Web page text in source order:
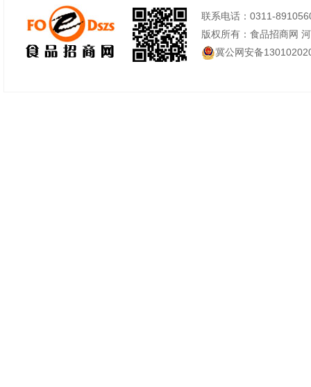
联系电话：0311-
版权所有：食品招商网
冀公网安备